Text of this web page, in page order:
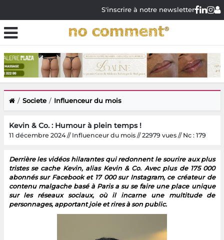
S'inscrire à notre newsletter
Societe Influenceur du mois
Kevin & Co. : Humour à plein temps !
11 décembre 2024 // Influenceur du mois // 22979 vues // Nc : 179
Derrière les vidéos hilarantes qui redonnent le sourire aux plus
tristes se cache Kevin, alias Kevin & Co. Avec plus de 175 000
abonnés sur Facebook et 17 000 sur Instagram, ce créateur de
contenu malgache basé à Paris a su se faire une place unique
sur les réseaux sociaux, où il incarne une multitude de
personnages, apportant joie et rires à son public.